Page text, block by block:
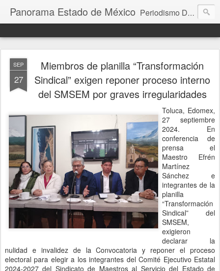
Panorama Estado de México Periodismo Digital
SEP
27
Miembros de planilla “Transformación
Sindical” exigen reponer proceso interno
del SMSEM por graves irregularidades
Toluca, Edomex,
27 septiembre
2024. En
conferencia de
prensa el
Maestro Efrén
Martínez
Sánchez e
integrantes de la
planilla
“Transformación
Sindical” del
SMSEM,
exigieron
declarar la
nulidad e invalidez de la Convocatoria y reponer el proceso
electoral para elegir a los integrantes del Comité Ejecutivo Estatal
2024-2027 del Sindicato de Maestros al Servicio del Estado de